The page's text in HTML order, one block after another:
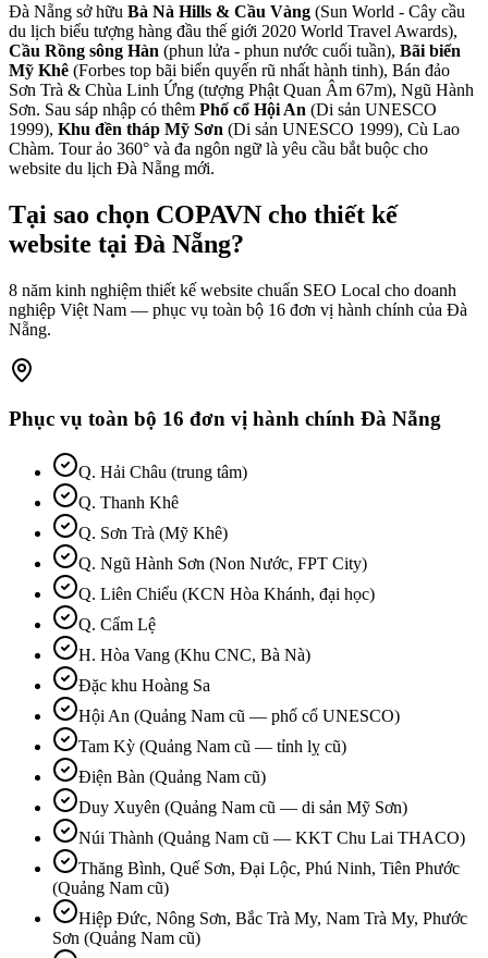
Đà Nẵng sở hữu Bà Nà Hills & Cầu Vàng (Sun World - Cây cầu
du lịch biểu tượng hàng đầu thế giới 2020 World Travel Awards),
Cầu Rồng sông Hàn (phun lửa - phun nước cuối tuần), Bãi biển
Mỹ Khê (Forbes top bãi biển quyến rũ nhất hành tinh), Bán đảo
Sơn Trà & Chùa Linh Ứng (tượng Phật Quan Âm 67m), Ngũ Hành
Sơn. Sau sáp nhập có thêm Phố cổ Hội An (Di sản UNESCO
1999), Khu đền tháp Mỹ Sơn (Di sản UNESCO 1999), Cù Lao
Chàm. Tour ảo 360° và đa ngôn ngữ là yêu cầu bắt buộc cho
website du lịch Đà Nẵng mới.
Tại sao chọn COPAVN cho thiết kế
website tại Đà Nẵng?
8 năm kinh nghiệm thiết kế website chuẩn SEO Local cho doanh
nghiệp Việt Nam — phục vụ toàn bộ 16 đơn vị hành chính của Đà
Nẵng.
Phục vụ toàn bộ 16 đơn vị hành chính Đà Nẵng
Q. Hải Châu (trung tâm)
Q. Thanh Khê
Q. Sơn Trà (Mỹ Khê)
Q. Ngũ Hành Sơn (Non Nước, FPT City)
Q. Liên Chiểu (KCN Hòa Khánh, đại học)
Q. Cẩm Lệ
H. Hòa Vang (Khu CNC, Bà Nà)
Đặc khu Hoàng Sa
Hội An (Quảng Nam cũ — phố cổ UNESCO)
Tam Kỳ (Quảng Nam cũ — tỉnh lỵ cũ)
Điện Bàn (Quảng Nam cũ)
Duy Xuyên (Quảng Nam cũ — di sản Mỹ Sơn)
Núi Thành (Quảng Nam cũ — KKT Chu Lai THACO)
Thăng Bình, Quế Sơn, Đại Lộc, Phú Ninh, Tiên Phước
(Quảng Nam cũ)
Hiệp Đức, Nông Sơn, Bắc Trà My, Nam Trà My, Phước
Sơn (Quảng Nam cũ)